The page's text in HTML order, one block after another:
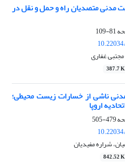
مدنی متصدیان راه و حمل و نقل در
81-109
غفاری
387.7 K
ناشی از خسارات زیست محیطی؛
اروپا
479-505
شراره مفیدیان
842.52 K